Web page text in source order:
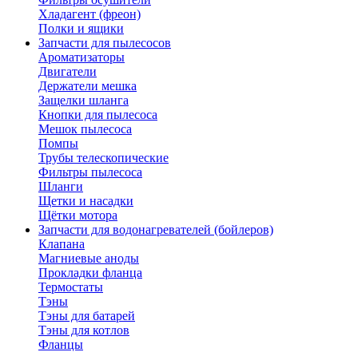
Хладагент (фреон)
Полки и ящики
Запчасти для пылесосов
Ароматизаторы
Двигатели
Держатели мешка
Защелки шланга
Кнопки для пылесоса
Мешок пылесоса
Помпы
Трубы телескопические
Фильтры пылесоса
Шланги
Щетки и насадки
Щётки мотора
Запчасти для водонагревателей (бойлеров)
Клапана
Магниевые аноды
Прокладки фланца
Термостаты
Тэны
Тэны для батарей
Тэны для котлов
Фланцы